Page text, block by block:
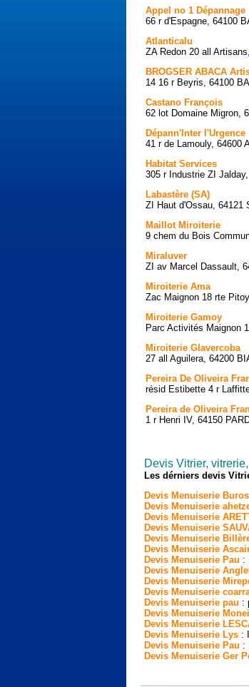
Appel no 1 Dépannage
66 r d'Espagne, 64100
Atlanticalu
ZA Redon 20 all
BROGSER ABACA
14 16 r Beyris, 64100
Castano François
62 lot Domaine Migron,
Dépann'Inter l'Urgence
41 r de Lamouly, 64600
Habitat Services
305 r Industrie ZI
Labastère (SA)
ZI Haut d'Ossau, 64121
Maillot Miroiterie
9 chem du Bois
Miraluver
ZI av Marcel Dassault,
Miroiterie Ama
Zac Maignon 18 rte
Miroiterie Gamoy
Parc Activités Maignon
Miroiterie Glavercoba
27 all Aguilera, 64200
Pereira De Oliveira
résid Estibette 4 r
Pereira de Oliveira
1 r Henri IV, 64150
Devis Vitrier,
Les dérniers devis
Devis Menuiserie Buros
Devis Menuiserie
Devis Menuiserie
Devis Menuiserie
Devis Menuiserie
Devis Menuiserie
Devis Menuiserie Pau :
Devis Menuiserie
Devis Menuiserie
Devis Menuiserie
Devis Menuiserie pau :
Devis Menuiserie
Devis Menuiserie
Devis Menuiserie Lys :
Devis Menuiserie Pau :
Devis Menuiserie Ger